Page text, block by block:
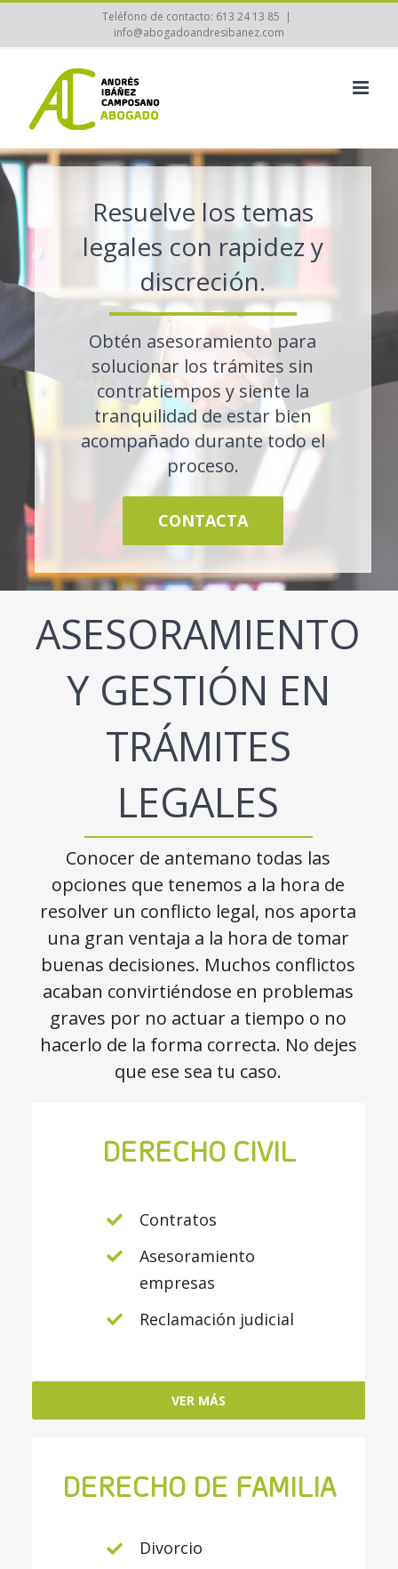
contenido
Teléfono de contacto: 613 24 13 85 |
info@abogadoandresibanez.com
Resuelve los temas
legales con rapidez y
discreción.
Obtén asesoramiento para
solucionar los trámites sin
contratiempos y siente la
tranquilidad de estar bien
acompañado durante todo el
proceso.
CONTACTA
ASESORAMIENTO
Y GESTIÓN EN
TRÁMITES
LEGALES
Conocer de antemano todas las
opciones que tenemos a la hora de
resolver un conflicto legal, nos aporta
una gran ventaja a la hora de tomar
buenas decisiones. Muchos conflictos
acaban convirtiéndose en problemas
graves por no actuar a tiempo o no
hacerlo de la forma correcta. No dejes
que ese sea tu caso.
DERECHO CIVIL
Contratos
Asesoramiento
empresas
Reclamación judicial
VER MÁS
DERECHO DE FAMILIA
Divorcio